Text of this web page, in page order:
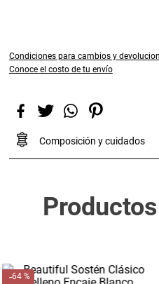
Condiciones para cambios y
Conoce el costo de tu envío
Composición y cuidados
-64 %